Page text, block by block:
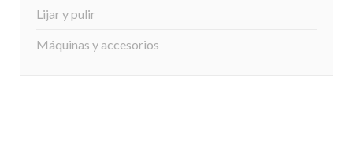
Lijar y pulir
Máquinas y accesorios